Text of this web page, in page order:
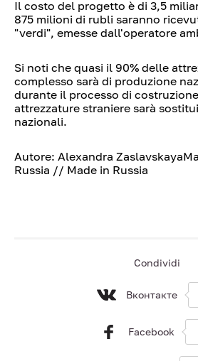
Il costo del progetto è di 3,5
875 milioni di rubli saranno
"verdi", emesse dall'operatore
Si noti che quasi il 90% delle
complesso sarà di produzione
durante il processo di
attrezzature straniere sarà
nazionali.
Autore: Alexandra
Russia // Made in Russia
Condividi
Вконтакте
Facebook